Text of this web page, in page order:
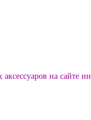
на сайте